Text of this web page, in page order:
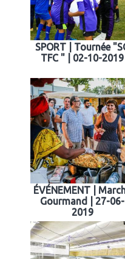
SPORT | Tournée
TFC " | 02-10-2019
ÉVÉNEMENT |
Gourmand | 27-06-
2019